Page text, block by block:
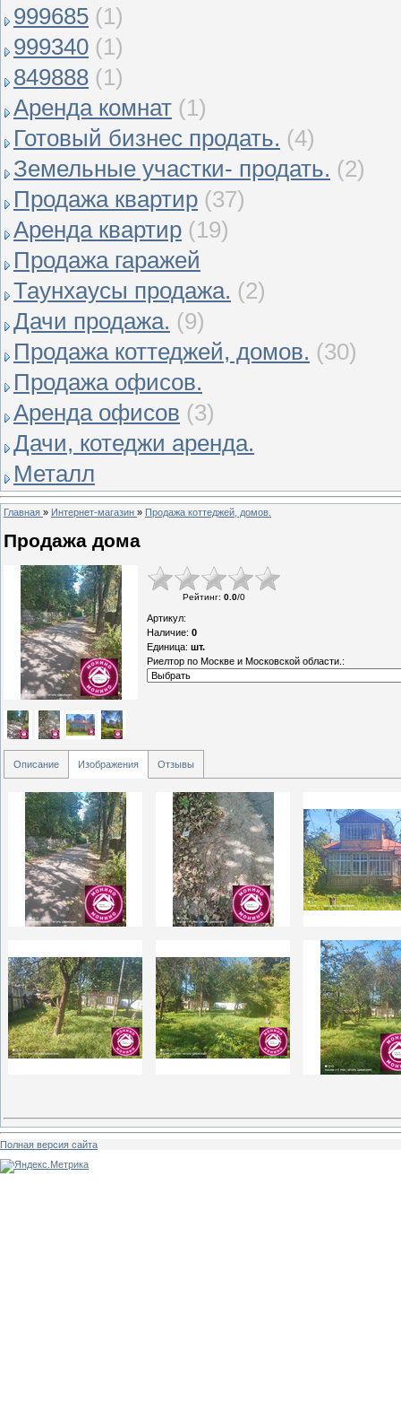
999685 (1)
999340 (1)
849888 (1)
Аренда комнат (1)
Готовый бизнес продать. (4)
Земельные участки- продать. (2)
Продажа квартир (37)
Аренда квартир (19)
Продажа гаражей
Таунхаусы продажа. (2)
Дачи продажа. (9)
Продажа коттеджей, домов. (30)
Продажа офисов.
Аренда офисов (3)
Дачи, котеджи аренда.
Металл
Главная » Интернет-магазин » Продажа коттеджей, домов.
Продажа дома
Рейтинг: 0.0/0
Артикул:
Наличие: 0
Единица: шт.
Риелтор по Москве и Московской области.:
Описание Изображения Отзывы
Полная версия сайта